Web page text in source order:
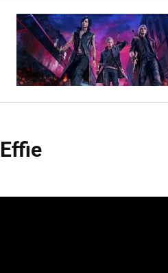
Effie